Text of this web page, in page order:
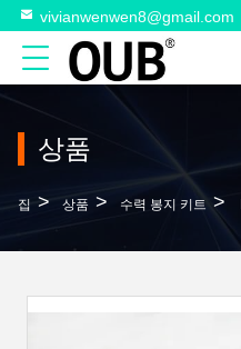
vivianwenwen8@gmail.com
상품
집 > 상품 > 수력 봉지 키트 >